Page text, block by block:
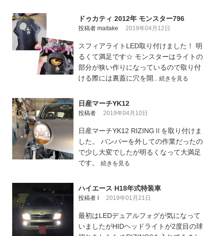
ドゥカティ 2012年 モンスター796
投稿者 maitake 2019年04月12日
スフィアライトLED取り付けました！ 明
るくて満足です☆ モンスターはライトの
部分が狭い作りになっているので取り付
ける際には裏蓋に穴を開.. 続きを見る
日産マーチYK12
投稿者 2019年04月10日
日産マーチYK12 RIZINGⅡを取り付けま
した。 バンパーを外しての作業だったの
で少し大変でしたが明るくなって大満足
です。 続きを見る
ハイエース H18年式特装車
投稿者 I 2019年01月21日
最初はLEDデュアルフォグが気になって
いましたがHIDヘッドライトが2度目の球